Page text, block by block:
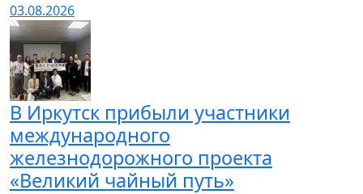
03.08.2026
В Иркутск прибыли участники
международного
железнодорожного проекта
«Великий чайный путь»